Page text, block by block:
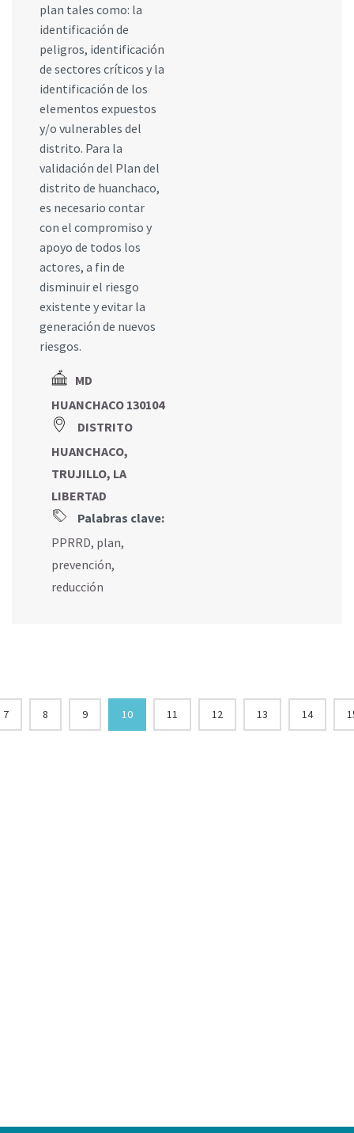
plan tales como: la
identificación de
peligros, identificación
de sectores críticos y la
identificación de los
elementos expuestos
y/o vulnerables del
distrito. Para la
validación del Plan del
distrito de huanchaco,
es necesario contar
con el compromiso y
apoyo de todos los
actores, a fin de
disminuir el riesgo
existente y evitar la
generación de nuevos
riesgos.
MD
HUANCHACO 130104
DISTRITO
HUANCHACO,
TRUJILLO, LA
LIBERTAD
Palabras clave:
PPRRD, plan,
prevención,
reducción
7 8 9 10 11 12 13 14